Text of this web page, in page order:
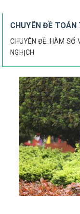
CHUYÊN ĐỀ TOÁN
CHUYÊN ĐỀ: HÀM SỐ
NGHỊCH